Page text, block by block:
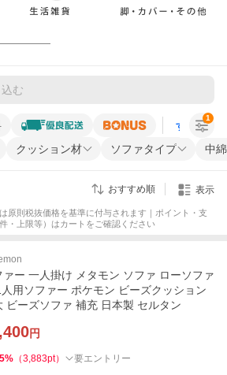
すべての条
クッション材 ソファタイプ 中
1
おすすめ順 表示
は原則税抜価格を基準に付与されます｜ポイント・支
・上限等）はカートをご確認ください
ァー 一人掛け メタモン ソファ ローソファ
用ソファー ポケモン ビーズクッション
ビーズソファ 補充 日本製 セルタン
円
% （3,883pt） 要エントリー